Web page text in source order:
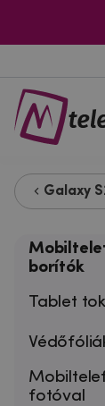
Galaxy
borítók
Tablet
fotóval